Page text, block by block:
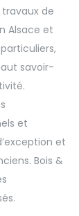
de
Alsace et
savoir-
et
et
Bois &